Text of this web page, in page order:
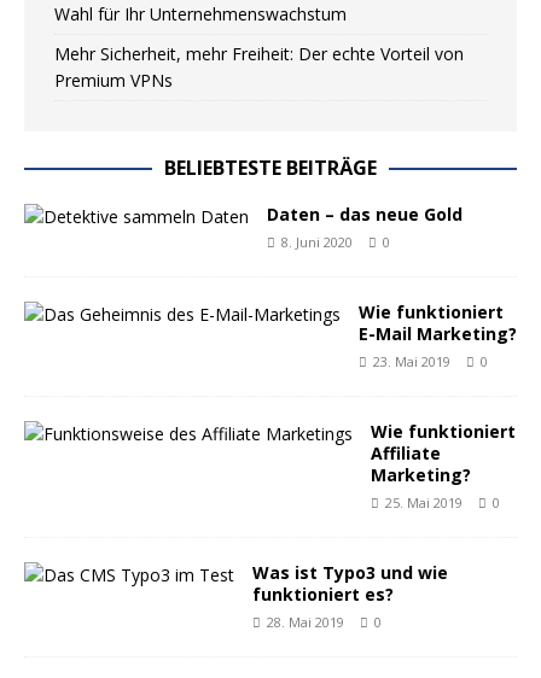
Wahl für Ihr Unternehmenswachstum
Mehr Sicherheit, mehr Freiheit: Der echte Vorteil von
Premium VPNs
BELIEBTESTE BEITRÄGE
Daten – das neue Gold
8. Juni 2020 0
Wie funktioniert
E-Mail Marketing?
23. Mai 2019 0
Wie funktioniert
Affiliate
Marketing?
25. Mai 2019 0
Was ist Typo3 und wie
funktioniert es?
28. Mai 2019 0